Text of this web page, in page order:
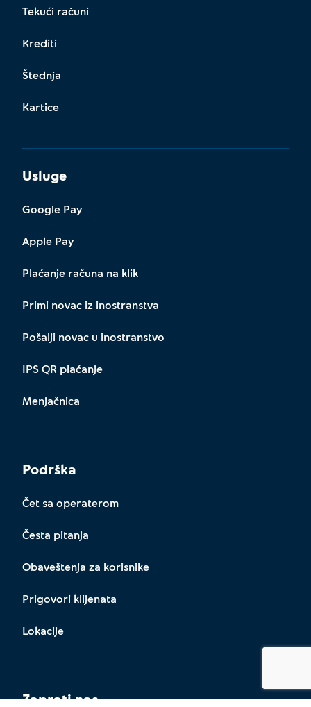
Tekući računi
Krediti
Štednja
Kartice
Usluge
Google Pay
Apple Pay
Plaćanje računa na klik
Primi novac iz inostranstva
Pošalji novac u inostranstvo
IPS QR plaćanje
Menjačnica
Podrška
Čet sa operaterom
Česta pitanja
Obaveštenja za korisnike
Prigovori klijenata
Lokacije
Zaprati nas